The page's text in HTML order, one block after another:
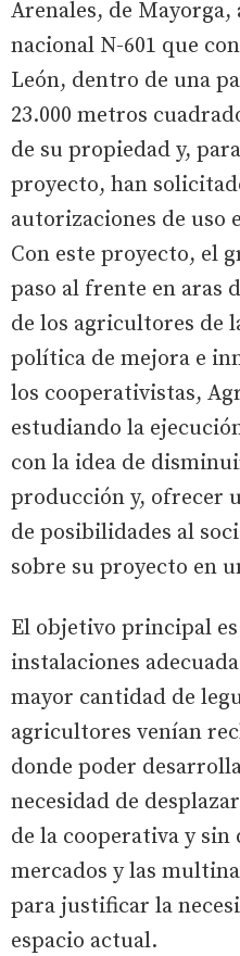
Arenales, de
nacional N-601 que
León, dentro de una
23.000 metros
de su propiedad y,
proyecto, han
autorizaciones de uso
Con este proyecto, el
paso al frente en aras
de los agricultores de
política de mejora e
los cooperativistas,
estudiando la
con la idea de
producción y, ofrecer
de posibilidades al
sobre su proyecto en
El objetivo principal
instalaciones
mayor cantidad de
agricultores venían
donde poder
necesidad de
de la cooperativa y sin
mercados y las
para justificar la
espacio actual.